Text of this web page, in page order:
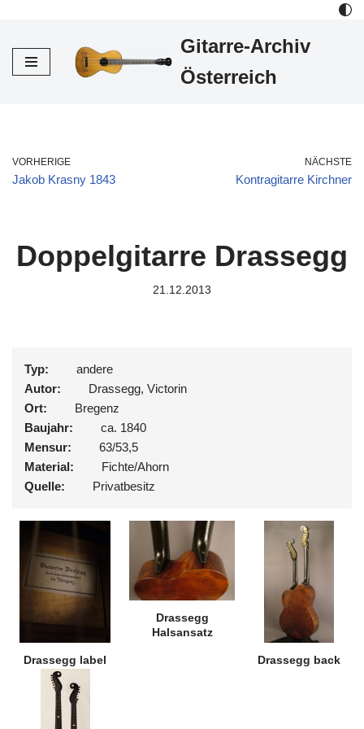
Inhalt
Gitarre-Archiv
Österreich
VORHERIGE
Jakob Krasny 1843
NÄCHSTE
Kontragitarre Kirchner
Doppelgitarre Drassegg
21.12.2013
Typ:
andere
Autor:
Drassegg, Victorin
Ort:
Bregenz
Baujahr:
ca. 1840
Mensur:
63/53,5
Material:
Fichte/Ahorn
Quelle:
Privatbesitz
Drassegg label
Drassegg
Halsansatz
Drassegg back